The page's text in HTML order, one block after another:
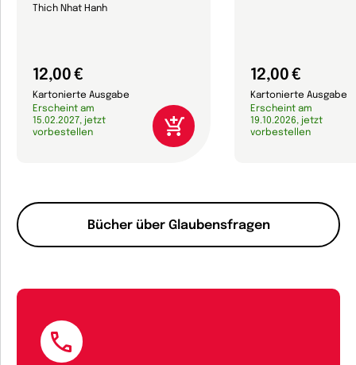
Bücher über Glaubensfragen
Thich Nhat Hanh
12,00 €
Kartonierte Ausgabe
Erscheint am
15.02.2027, jetzt
vorbestellen
12,00 €
Kartonierte Ausgabe
Erscheint am
19.10.2026, jetzt
vorbestellen